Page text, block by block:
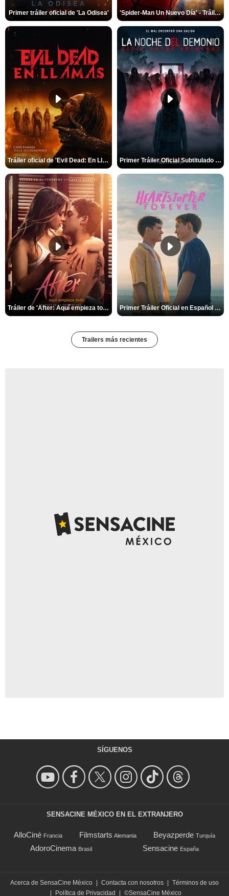
Primer tráiler oficial de 'La Odisea' 'Spider-Man Un Nuevo Día' - Tráiler oficial subtitulado
Tráiler oficial de 'Evil Dead: En Llamas' Primer Tráiler Oficial Subtitulado de 'La Noche Del Demonio: Están Entre Nosotros'
Tráiler de 'After: Aquí empieza todo' Primer Tráiler Oficial en Español de 'Heartstopper Forever'
Trailers más recientes
SÍGUENOS
SENSACINE MÉXICO EN EL EXTRANJERO
AlloCiné Francia Filmstarts Alemania Beyazperde Turquía
AdoroCinema Brasil Sensacine España
Acerca de SensaCine México Contacta con nosotros
Términos de uso
Política de Privacidad ©SensaCine México